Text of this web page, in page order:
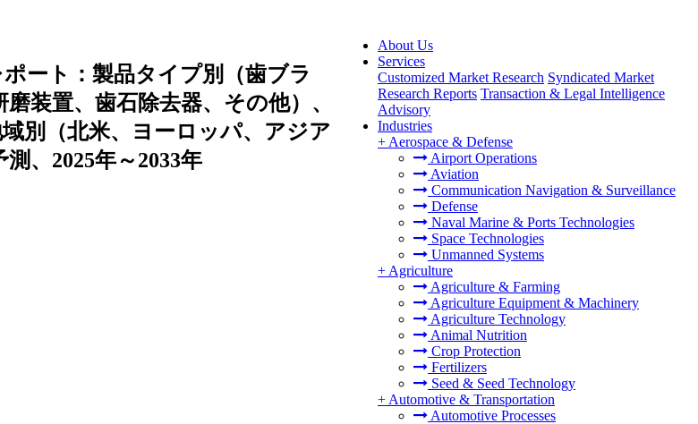
About Us
Services
Customized Market Research Syndicated Market
Research Reports Transaction & Legal Intelligence
Advisory
Industries
+ Aerospace & Defense
Airport Operations
Aviation
Communication Navigation & Surveillance
Defense
Naval Marine & Ports Technologies
Space Technologies
Unmanned Systems
+ Agriculture
Agriculture & Farming
Agriculture Equipment & Machinery
Agriculture Technology
Animal Nutrition
Crop Protection
Fertilizers
Seed & Seed Technology
+ Automotive & Transportation
Automotive Processes
ート：製品タイプ別（歯ブラ
装置、歯石除去器、その他）、
別（北米、ヨーロッパ、アジア
、2025年～2033年